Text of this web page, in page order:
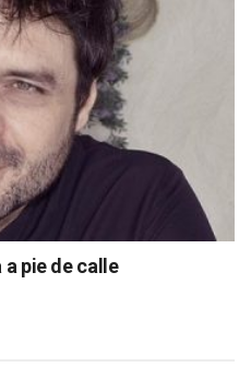
pie de calle